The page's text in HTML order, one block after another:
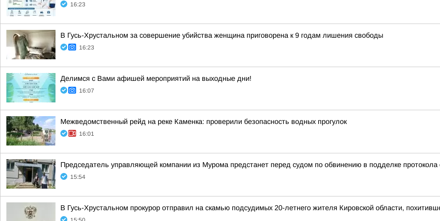
16:23
В Гусь-Хрустальном за совершение убийства женщина приговорена к 9 годам лишения свободы
16:23
Делимся с Вами афишей мероприятий на выходные дни!
16:07
Межведомственный рейд на реке Каменка: проверили безопасность водных прогулок
16:01
Председатель управляющей компании из Мурома предстанет перед судом по обвинению в подделке
15:54
В Гусь-Хрустальном прокурор отправил на скамью подсудимых 20-летнего жителя Кировской области,